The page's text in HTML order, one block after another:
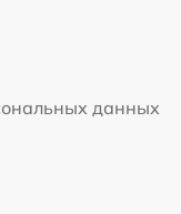
данных